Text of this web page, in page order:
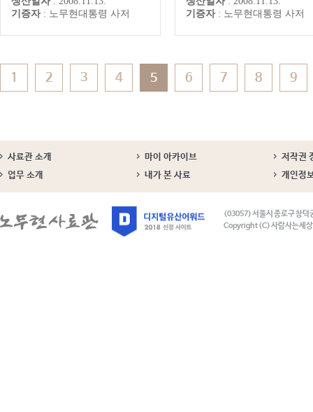
과 전국적인 명소로 개발된 상림
(숲)공원, 지곡면 개평마을(노씨
러보았다. 노 전 대통령은 "산골
민들이 성공적인 농업경영을 하
고 훌륭한 음식을 만들어 내는
기증자 : 노무현대통령 사저
권양숙 여사 및 함양군청 관
들과 함께 팔을 벌려 에워싸
기증자 : 노무현대통령 사저
1 2 3 4 5 6 7 8 9
사료관 소개 마이 아카이브
저작권
업무 소개
내가 본 사료 개인정
(03057) 서울시 종로구 창덕
Copyright (C) 사람사는세